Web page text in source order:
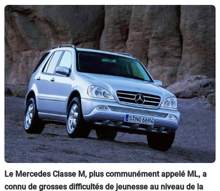
Utilitaires
Flottes
Auto
Services
Forum
Moto
Marques
Le Mercedes Classe M, plus communément appelé ML, a
connu de grosses difficultés de jeunesse au niveau de la